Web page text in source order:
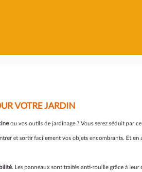
VOTRE JARDIN
ou vos outils de jardinage ? Vous serez séduit par
et sortir facilement vos objets encombrants. Et
. Les panneaux sont traités anti-rouille grâce à